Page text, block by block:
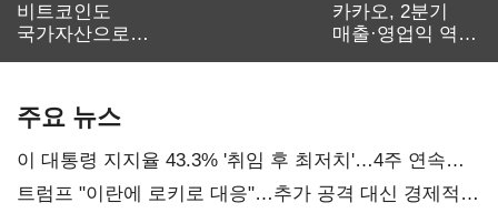
비트코인도
국가자산으로…'
카카오, 2분기
매출·영업익 역대
주요 뉴스
이 대통령 지지율 43.3% '취임 후 최저치'…4주 연속
'하락'
트럼프 "이란에 로키로 대응"…추가 공격 대신 경제적